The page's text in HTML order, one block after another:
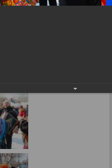
› До свидания, Зима!